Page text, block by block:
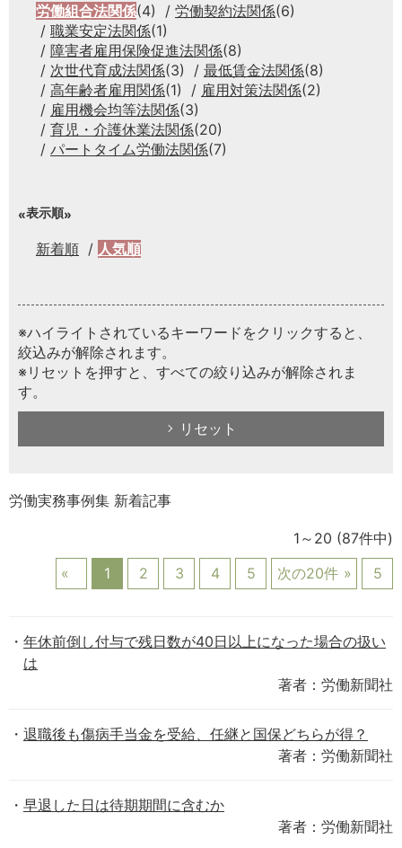
労働組合法関係(4) 労働契約法関係(6)
職業安定法関係(1)
障害者雇用保険促進法関係(8)
次世代育成法関係(3) 最低賃金法関係(8)
高年齢者雇用関係(1) 雇用対策法関係(2)
雇用機会均等法関係(3)
育児・介護休業法関係(20)
パートタイム労働法関係(7)
表示順
新着順 人気順
※ハイライトされているキーワードをクリックすると、
絞込みが解除されます。
※リセットを押すと、すべての絞り込みが解除されま
す。
リセット
労働実務事例集 新着記事
1～20 (87件中)
1
2 3 4 5 次の20件 5
年休前倒し付与で残日数が40日以上になった場合の扱い
は
著者：労働新聞社
退職後も傷病手当金を受給、任継と国保どちらが得？
著者：労働新聞社
早退した日は待期期間に含むか
著者：労働新聞社